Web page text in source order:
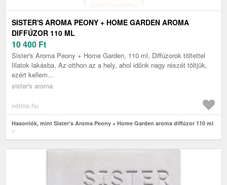
SISTER'S AROMA PEONY + HOME GARDEN AROMA
DIFFÚZOR 110 ML
10 400 Ft
Sister's Aroma Peony + Home Garden, 110 ml, Diffúzorok töltettel
Illatok lakásba, Az otthon az a hely, ahol időnk nagy részét töltjük,
ezért kellem...
sister's aroma
notino.hu
Hasonlók, mint Sister's Aroma Peony + Home Garden aroma diffúzor 110 ml